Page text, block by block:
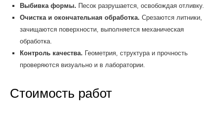
Выбивка формы. Песок разрушается, освобождая отливку.
Очистка и окончательная обработка. Срезаются литники,
зачищаются поверхности, выполняется механическая
обработка.
Контроль качества. Геометрия, структура и прочность
проверяются визуально и в лаборатории.
Стоимость работ